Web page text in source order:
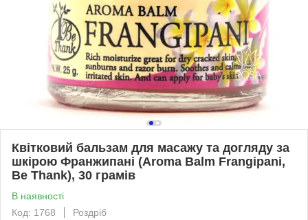
Квітковий бальзам для масажу та догляду за
шкірою Франжипані (Aroma Balm Frangipani,
Be Thank), 30 грамів
В наявності
Код: 1768
Роздріб